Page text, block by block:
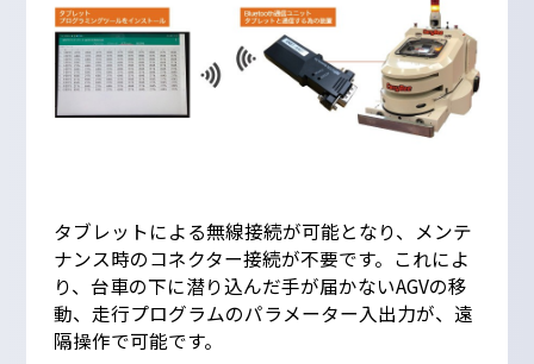
タブレットによる無線接続が可能となり、メンテ
ナンス時のコネクター接続が不要です。これによ
り、台車の下に潜り込んだ手が届かないAGVの移
動、走行プログラムのパラメーター入出力が、遠
隔操作で可能です。